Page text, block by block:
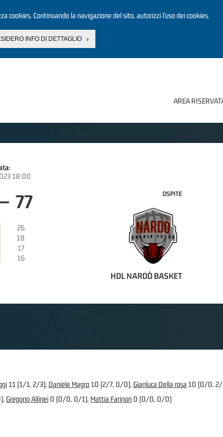
Continuando la navigazione del sito, autorizzi l’uso dei cookies.
INFO DI DETTAGLIO
AREA
18:00
77
26
18
17
16
OSPITE
HDL NARDÒ BASKET
11 (1/1, 2/3), Daniele Magro10 (2/7, 0/0), Gianluca Della rosa 10 (0/0, 2/
Gregorio Allinei 0 (0/0, 0/1), Mattia Farinon 0 (0/0, 0/0)